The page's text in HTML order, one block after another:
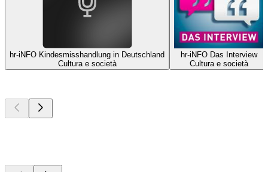
hr-iNFO Kindesmisshandlung in Deutschland
Cultura e società
hr-iNFO Das Interview
Cultura e società